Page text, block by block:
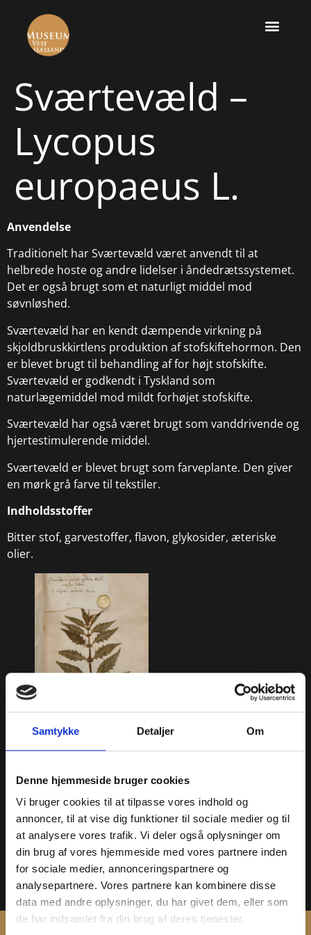
Samtykke Detaljer Om
Denne hjemmeside bruger cookies
Vi bruger cookies til at tilpasse vores indhold og
annoncer, til at vise dig funktioner til sociale medier og til
at analysere vores trafik. Vi deler også oplysninger om
din brug af vores hjemmeside med vores partnere inden
for sociale medier, annonceringspartnere og
analysepartnere. Vores partnere kan kombinere disse
data med andre oplysninger, du har givet dem, eller som
de har indsamlet fra din brug af deres tjenester.
Sværtevæld –
Lycopus
europaeus L.
Anvendelse
Traditionelt har Sværtevæld været anvendt til at
helbrede hoste og andre lidelser i åndedrætssystemet.
Det er også brugt som et naturligt middel mod
søvnløshed.
Sværtevæld har en kendt dæmpende virkning på
skjoldbruskkirtlens produktion af stofskiftehormon. Den
er blevet brugt til behandling af for højt stofskifte.
Sværtevæld er godkendt i Tyskland som
naturlægemiddel mod mildt forhøjet stofskifte.
Sværtevæld har også været brugt som vanddrivende og
hjertestimulerende middel.
Sværtevæld er blevet brugt som farveplante. Den giver
en mørk grå farve til tekstiler.
Indholdsstoffer
Bitter stof, garvestoffer, flavon, glykosider, æteriske
olier.
Sværtevæld
Lycopus europaeus L.
Foto af side i Joachim
Bursers herbarium.
« Apotekerhaven
« Planteoversigt